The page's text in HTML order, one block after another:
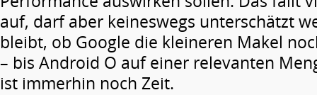
auf, darf aber keineswegs unterschätzt
bleibt, ob Google die kleineren Makel
– bis Android O auf einer relevanten
ist immerhin noch Zeit.